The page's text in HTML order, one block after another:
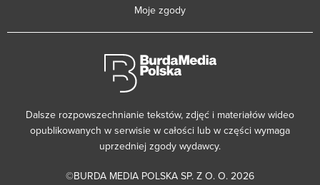
Moje zgody
Dalsze rozpowszechnianie tekstów, zdjęć i materiałów wideo
opublikowanych w serwisie w całości lub w części wymaga
uprzedniej zgody wydawcy.
©BURDA MEDIA POLSKA SP. Z O. O. 2026